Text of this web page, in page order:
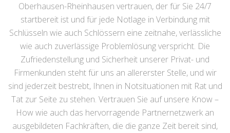
Oberhausen-Rheinhausen vertrauen, der für Sie 24/7
startbereit ist und für jede Notlage in Verbindung mit
Schlüsseln wie auch Schlössern eine zeitnahe, verlässliche
wie auch zuverlässige Problemlösung verspricht. Die
Zufriedenstellung und Sicherheit unserer Privat- und
Firmenkunden steht für uns an allererster Stelle, und wir
sind jederzeit bestrebt, Ihnen in Notsituationen mit Rat und
Tat zur Seite zu stehen. Vertrauen Sie auf unsere Know –
How wie auch das hervorragende Partnernetzwerk an
ausgebildeten Fachkräften, die die ganze Zeit bereit sind,